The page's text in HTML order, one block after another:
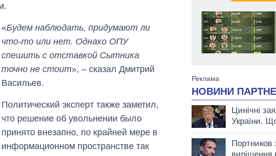
«Будем наблюдать, придумают ли
что-то или нет. Однако ОПУ
спешить с отставкой Сытника
точно не стоит», – сказал Дмитрий
Васильев.
Политический эксперт также заметил,
что решение об увольнении было
принято внезапно, по крайней мере в
информационном пространстве так
выращивали в
Украине до и во
время большой
войны